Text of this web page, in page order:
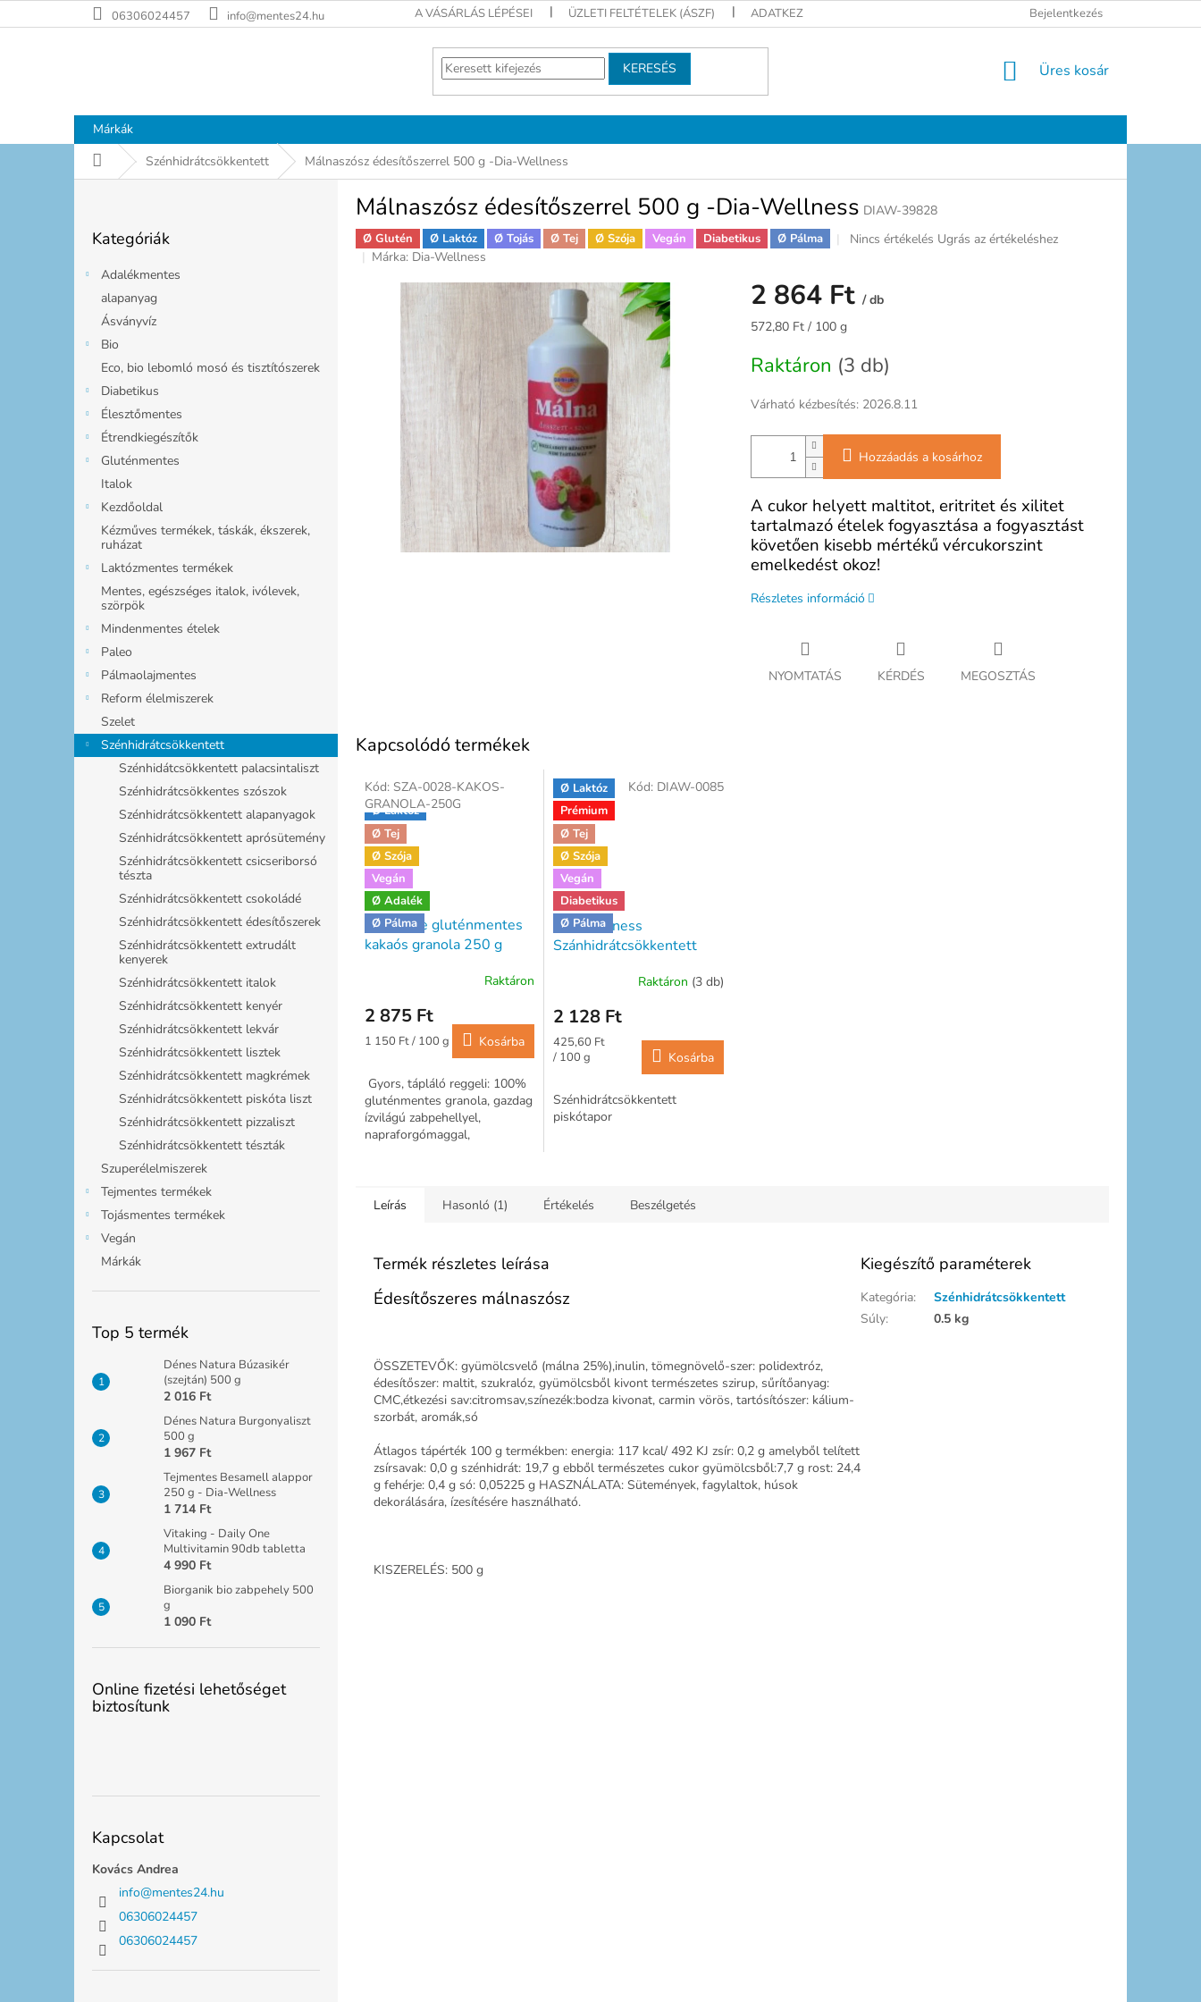
a
06306024457 info@mentes24.hu A VÁSÁRLÁS LÉPÉSEI ÜZLETI FELTÉTELEK (ÁSZF) ADATKEZELÉSI TÁJÉKOZTATÓ JOGI NYILATKOZAT ELÉRHETŐSÉGEK
Bejelentkezés
KERESÉS KOSÁR
Üres kosár
Márkák
KezdőlapSzénhidrátcsökkentett Málnaszósz édesítőszerrel 500 g -Dia-Wellness
átugrása
Kategóriák
Adalékmentes
alapanyag
Ásványvíz
Bio
Eco, bio lebomló mosó és tisztítószerek
Diabetikus
Élesztőmentes
Étrendkiegészítők
Gluténmentes
Italok
Kezdőoldal
Kézműves termékek, táskák, ékszerek,
ruházat
Laktózmentes termékek
Mentes, egészséges italok, ivólevek,
szörpök
Mindenmentes ételek
Paleo
Pálmaolajmentes
Reform élelmiszerek
Szelet
Szénhidrátcsökkentett
Szénhidátcsökkentett palacsintaliszt
Szénhidrátcsökkentes szószok
Szénhidrátcsökkentett alapanyagok
Szénhidrátcsökkentett aprósütemény
Szénhidrátcsökkentett csicseriborsó
tészta
Szénhidrátcsökkentett csokoládé
Szénhidrátcsökkentett édesítőszerek
Szénhidrátcsökkentett extrudált
kenyerek
Szénhidrátcsökkentett italok
Szénhidrátcsökkentett kenyér
Szénhidrátcsökkentett lekvár
Szénhidrátcsökkentett lisztek
Szénhidrátcsökkentett magkrémek
Szénhidrátcsökkentett piskóta liszt
Szénhidrátcsökkentett pizzaliszt
Szénhidrátcsökkentett tészták
Szuperélelmiszerek
Tejmentes termékek
Tojásmentes termékek
Vegán
Márkák
Top 5 termék
Dénes Natura Búzasikér
(szejtán) 500 g
2 016 Ft
Dénes Natura Burgonyaliszt
500 g
1 967 Ft
Tejmentes Besamell alappor
250 g - Dia-Wellness
1 714 Ft
Vitaking - Daily One
Multivitamin 90db tabletta
4 990 Ft
Biorganik bio zabpehely 500
g
1 090 Ft
Online fizetési lehetőséget
biztosítunk
Kapcsolat
Kovács Andrea
info@mentes24.hu
06306024457
06306024457
Málnaszósz édesítőszerrel 500 g -Dia-Wellness DIAW-39828
Ø Glutén Ø Laktóz Ø Tojás Ø Tej Ø Szója Vegán Diabetikus Ø Pálma
A
értékelése
5-
csillag.
Nincs értékelés Ugrás az értékeléshez
Márka: Dia-Wellness
2 864 Ft / db
Egységár:
572,80 Ft / 100 g
Raktáron (3 db)
Várható kézbesítés: 2026.8.11
Hozzáadás a kosárhoz
A cukor helyett maltitot, eritritet és xilitet
tartalmazó ételek fogyasztása a fogyasztást
követően kisebb mértékű vércukorszint
emelkedést okoz!
Részletes információ
NYOMTATÁS KÉRDÉS MEGOSZTÁS
Kapcsolódó termékek
Ø Glutén
Ø Laktóz
Ø Tej
Ø Szója
Vegán
Ø Adalék
Ø Pálma
Szafi Free gluténmentes
kakaós granola 250 g
Raktáron
2 875 Ft
Egységár:
1 150 Ft / 100 g Kosárba
Gyors, tápláló reggeli: 100%
gluténmentes granola, gazdag
ízvilágú zabpehellyel,
napraforgómaggal,
Kód: SZA-0028-KAKOS-
GRANOLA-250G
Ø Laktóz
Prémium
Ø Tej
Ø Szója
Vegán
Diabetikus
Ø Pálma
Dia-Wellness
Szánhidrátcsökkentett
Raktáron (3 db)
2 128 Ft
Egységár:
425,60 Ft
/ 100 g
Kosárba
Szénhidrátcsökkentett
piskótapor
Kód: DIAW-0085
Leírás Hasonló (1) Értékelés Beszélgetés
Termék részletes leírása
Édesítőszeres málnaszósz
ÖSSZETEVŐK: gyümölcsvelő (málna 25%),inulin, tömegnövelő-szer: polidextróz,
édesítőszer: maltit, szukralóz, gyümölcsből kivont természetes szirup, sűrítőanyag:
CMC,étkezési sav:citromsav,színezék:bodza kivonat, carmin vörös, tartósítószer: kálium-
szorbát, aromák,só
Átlagos tápérték 100 g termékben: energia: 117 kcal/ 492 KJ zsír: 0,2 g amelyből telített
zsírsavak: 0,0 g szénhidrát: 19,7 g ebből természetes cukor gyümölcsből:7,7 g rost: 24,4
g fehérje: 0,4 g só: 0,05225 g HASZNÁLATA: Sütemények, fagylaltok, húsok
dekorálására, ízesítésére használható.
KISZERELÉS: 500 g
Kiegészítő paraméterek
Kategória:
Szénhidrátcsökkentett
Súly: 0.5 kg